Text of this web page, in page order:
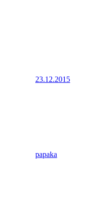
23.12.2015
papaka